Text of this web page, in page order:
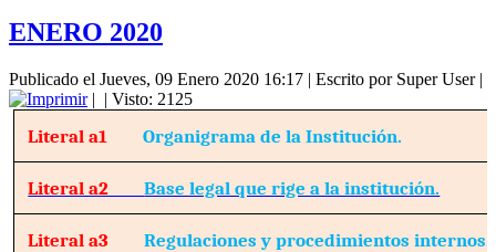
ENERO 2020
Publicado el Jueves, 09 Enero 2020 16:17 | Escrito por Super User|
| | Visto: 2125
Literal a1Organigrama de la Institución.
Literal a2Base legal que rige a la institución.
Literal a3Regulaciones y procedimientos internos.